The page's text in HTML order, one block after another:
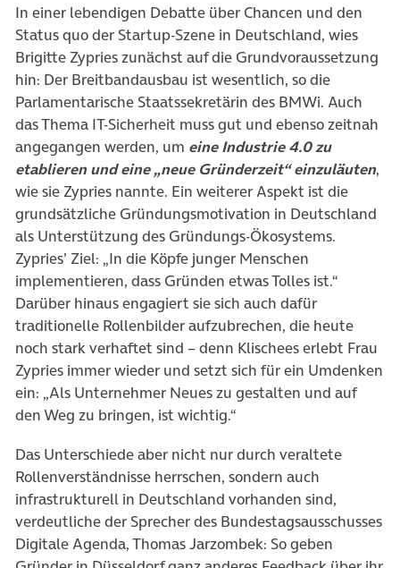
In einer lebendigen Debatte über Chancen und den
Status quo der Startup-Szene in Deutschland, wies
Brigitte Zypries zunächst auf die Grundvoraussetzung
hin: Der Breitbandausbau ist wesentlich, so die
Parlamentarische Staatssekretärin des BMWi. Auch
das Thema IT-Sicherheit muss gut und ebenso zeitnah
angegangen werden, um eine Industrie 4.0 zu
etablieren und eine „neue Gründerzeit“ einzuläuten,
wie sie Zypries nannte. Ein weiterer Aspekt ist die
grundsätzliche Gründungsmotivation in Deutschland
als Unterstützung des Gründungs-Ökosystems.
Zypries’ Ziel: „In die Köpfe junger Menschen
implementieren, dass Gründen etwas Tolles ist.“
Darüber hinaus engagiert sie sich auch dafür
traditionelle Rollenbilder aufzubrechen, die heute
noch stark verhaftet sind – denn Klischees erlebt Frau
Zypries immer wieder und setzt sich für ein Umdenken
ein: „Als Unternehmer Neues zu gestalten und auf
den Weg zu bringen, ist wichtig.“
Das Unterschiede aber nicht nur durch veraltete
Rollenverständnisse herrschen, sondern auch
infrastrukturell in Deutschland vorhanden sind,
verdeutliche der Sprecher des Bundestagsausschusses
Digitale Agenda, Thomas Jarzombek: So geben